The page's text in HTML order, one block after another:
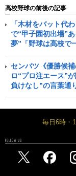
高校野球の前後の記事
「木材をバット代
で“甲子園初出場”
夢”「野球は高校で
センバツ《優勝候
ロ“プロ注エース”
負けなし”の言葉通
毎日6時・
FOLLOW US